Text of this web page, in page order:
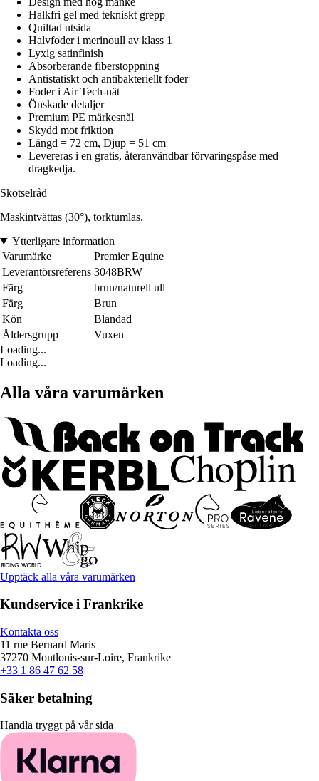
Halkfri gel med tekniskt grepp
Quiltad utsida
Halvfoder i merinoull av klass 1
Lyxig satinfinish
Absorberande fiberstoppning
Antistatiskt och antibakteriellt foder
Foder i Air Tech-nät
Önskade detaljer
Premium PE märkesnål
Skydd mot friktion
Längd = 72 cm, Djup = 51 cm
Levereras i en gratis, återanvändbar förvaringspåse med
dragkedja.
Skötselråd
Maskintvättas (30°), torktumlas.
Ytterligare information
Varumärke
Premier Equine
Leverantörsreferens 3048BRW
Färg
brun/naturell ull
Färg
Brun
Kön
Blandad
Åldersgrupp
Vuxen
Loading...
Loading...
Alla våra varumärken
Upptäck alla våra varumärken
Kundservice i Frankrike
Kontakta oss
11 rue Bernard Maris
37270 Montlouis-sur-Loire, Frankrike
+33 1 86 47 62 58
Säker betalning
Handla tryggt på vår sida